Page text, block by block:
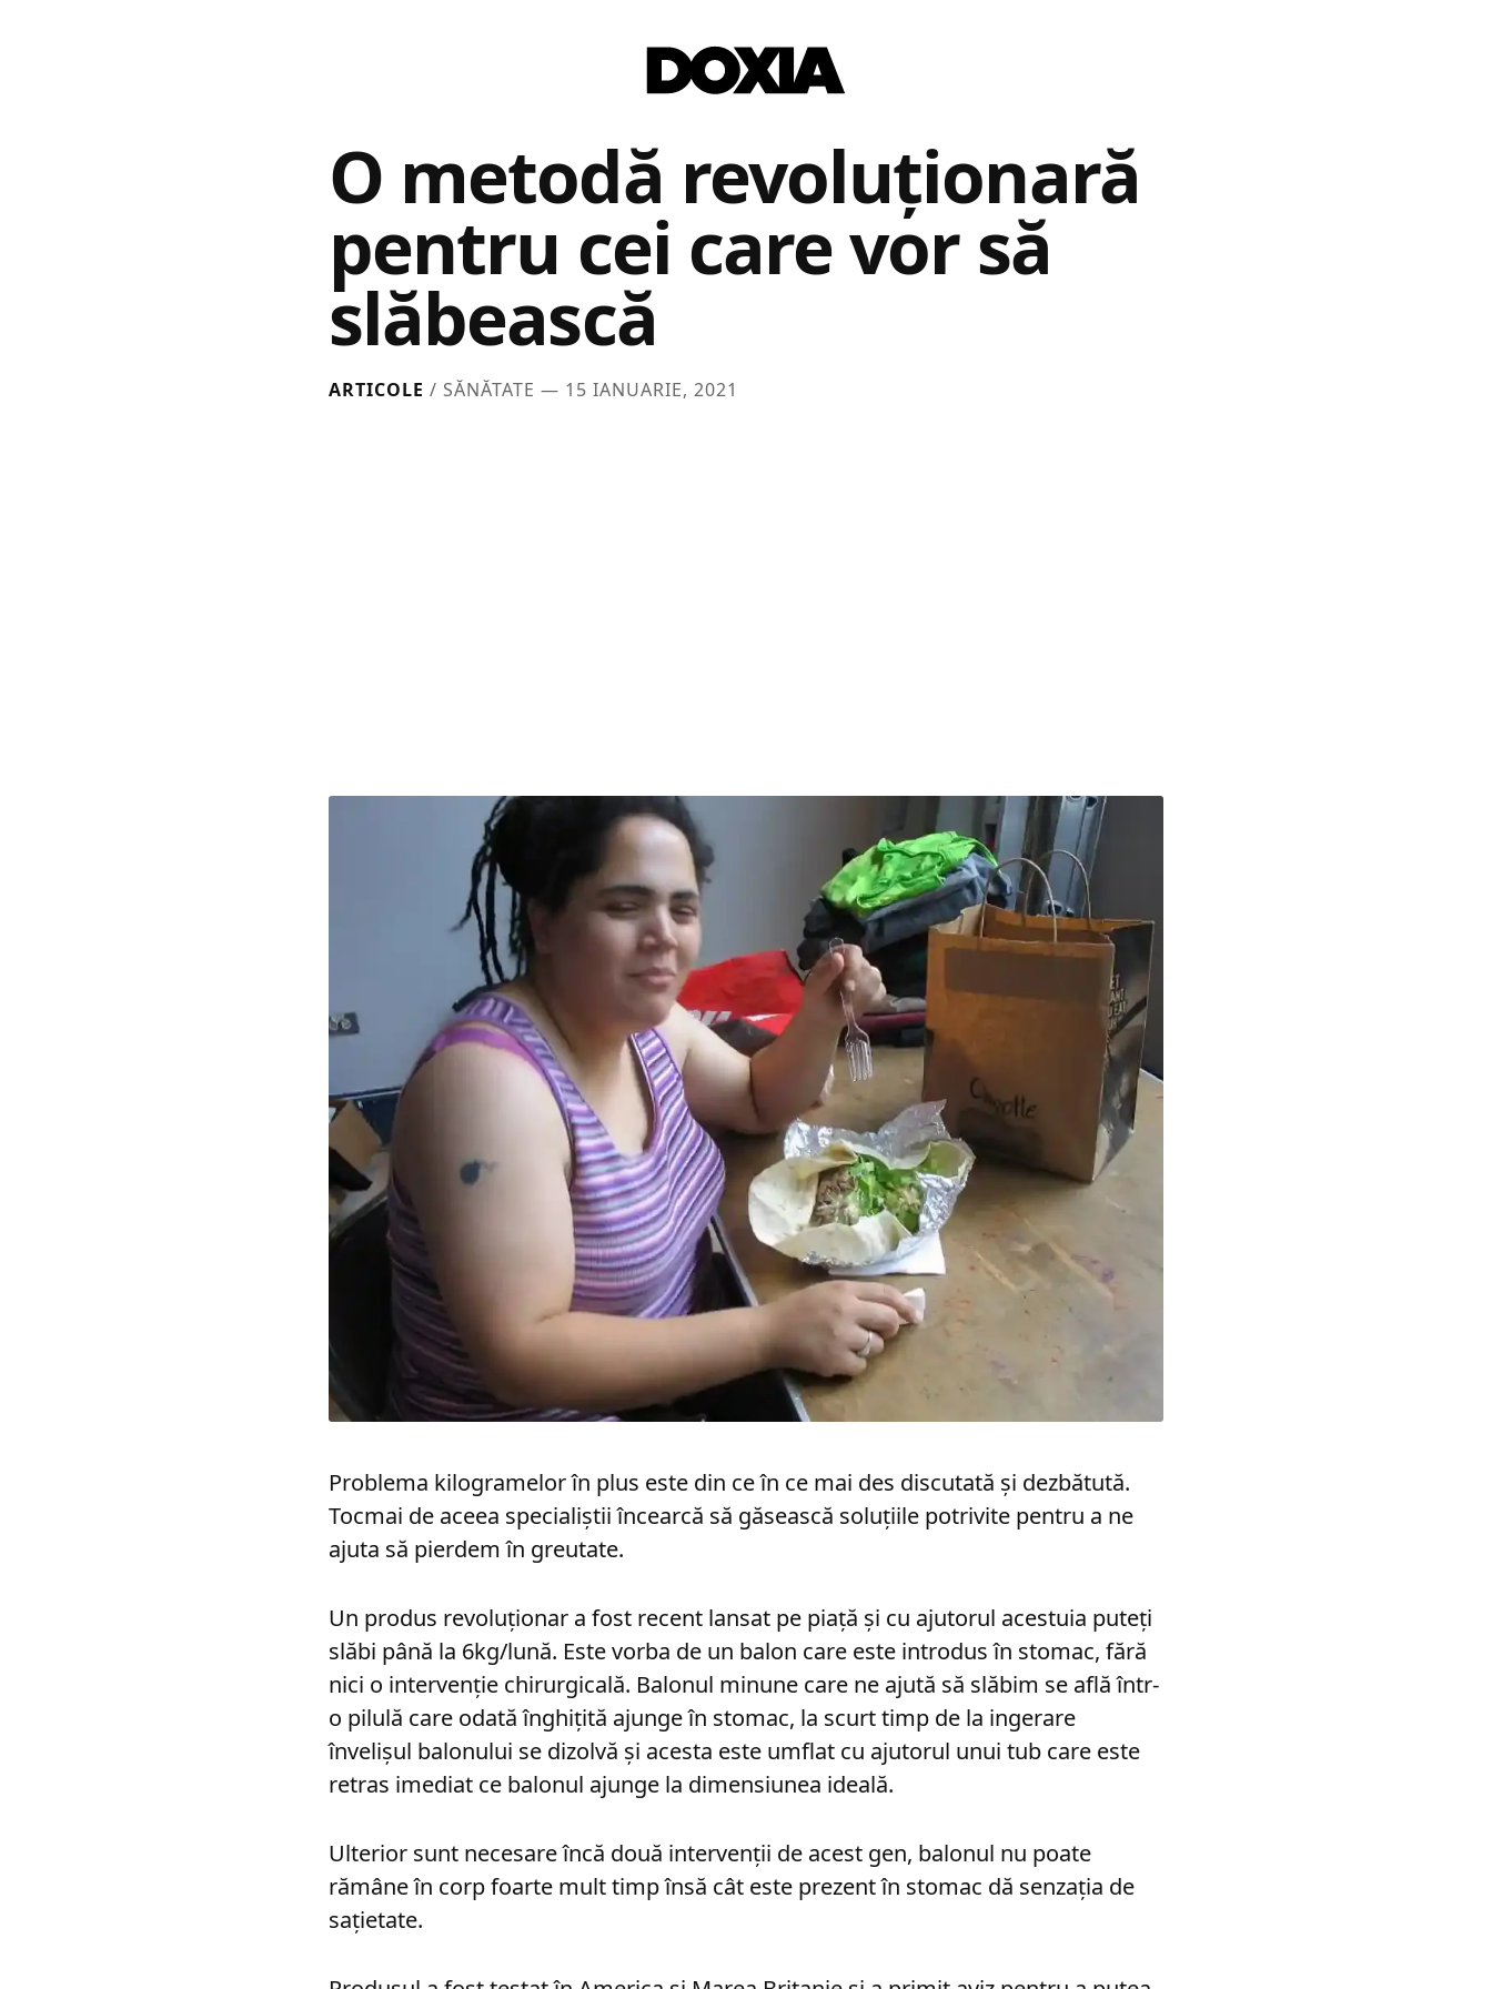
O metodă revoluţionară
pentru cei care vor să
slăbească
ARTICOLE / SĂNĂTATE — 15 IANUARIE, 2021
Problema kilogramelor în plus este din ce în ce mai des discutată şi dezbătută.
Tocmai de aceea specialiştii încearcă să găsească soluţiile potrivite pentru a ne
ajuta să pierdem în greutate.
Un produs revoluţionar a fost recent lansat pe piaţă şi cu ajutorul acestuia puteţi
slăbi până la 6kg/lună. Este vorba de un balon care este introdus în stomac, fără
nici o intervenţie chirurgicală. Balonul minune care ne ajută să slăbim se află într-
o pilulă care odată înghiţită ajunge în stomac, la scurt timp de la ingerare
învelişul balonului se dizolvă şi acesta este umflat cu ajutorul unui tub care este
retras imediat ce balonul ajunge la dimensiunea ideală.
Ulterior sunt necesare încă două intervenţii de acest gen, balonul nu poate
rămâne în corp foarte mult timp însă cât este prezent în stomac dă senzaţia de
saţietate.